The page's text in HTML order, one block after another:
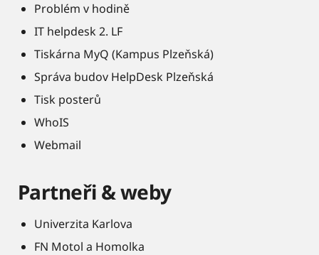
Problém v hodině
IT helpdesk 2. LF
Tiskárna MyQ (Kampus Plzeňská)
Správa budov HelpDesk Plzeňská
Tisk posterů
WhoIS
Webmail
Partneři & weby
Univerzita Karlova
FN Motol a Homolka